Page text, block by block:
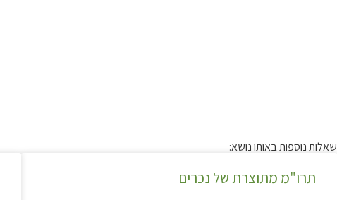
שאלות נוספות באותו נושא:
תרו"מ מתוצרת של נכרים